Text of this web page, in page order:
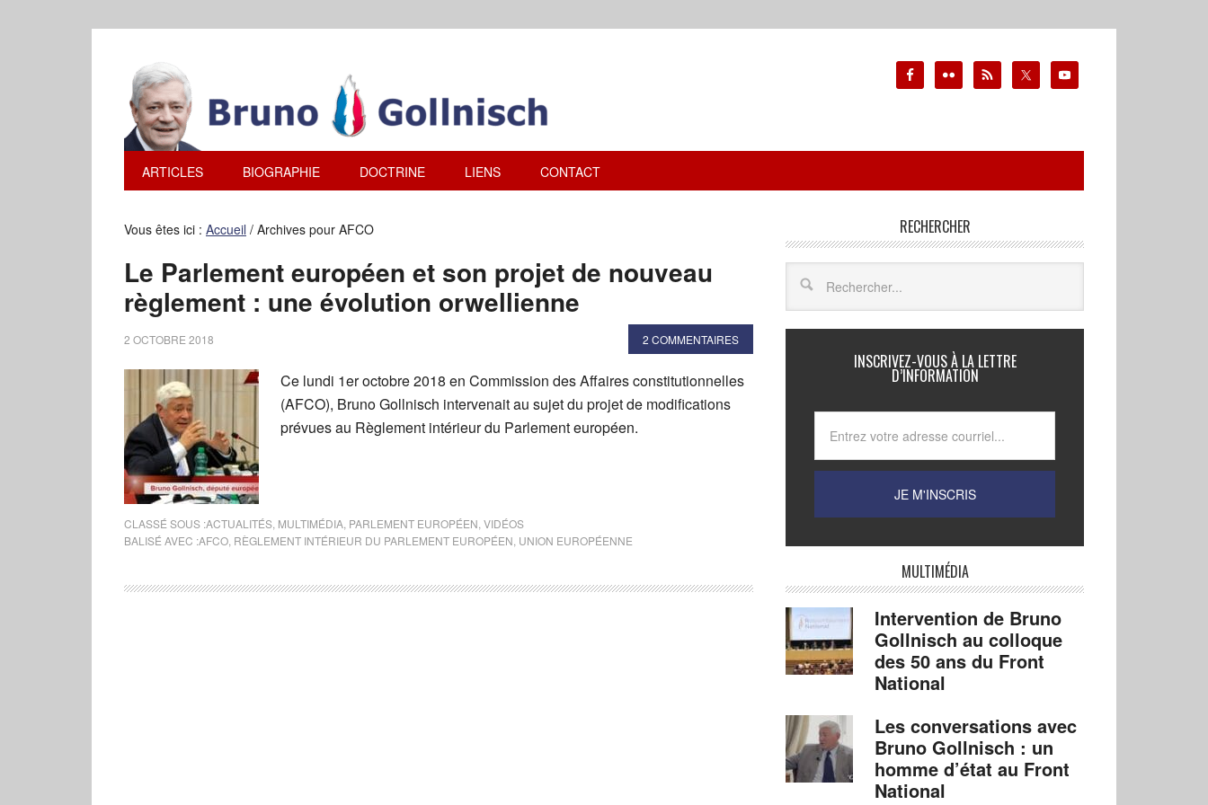
ARTICLES BIOGRAPHIE DOCTRINE LIENS CONTACT
Vous êtes ici : Accueil / Archives pour AFCO
Le Parlement européen et son projet de nouveau
règlement : une évolution orwellienne
2 OCTOBRE 2018 2 COMMENTAIRES
Ce lundi 1er octobre 2018 en Commission des Affaires constitutionnelles
(AFCO), Bruno Gollnisch intervenait au sujet du projet de modifications
prévues au Règlement intérieur du Parlement européen.
CLASSÉ SOUS :ACTUALITÉS MULTIMÉDIA PARLEMENT EUROPÉEN VIDÉOS
BALISÉ AVEC :AFCO RÈGLEMENT INTÉRIEUR DU PARLEMENT EUROPÉEN UNION EUROPÉENNE
RECHERCHER
INSCRIVEZ-VOUS À LA LETTRE
D’INFORMATION
MULTIMÉDIA
Intervention de Bruno
Gollnisch au colloque
des 50 ans du Front
National
Les conversations avec
Bruno Gollnisch : un
homme d’état au Front
National